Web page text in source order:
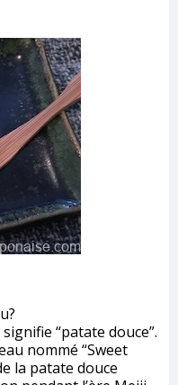
“patate douce”.
nommé “Sweet
la patate douce